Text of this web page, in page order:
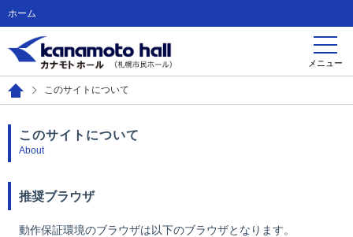
ホーム
メニュー
このサイトについて
このサイトについて
About
推奨ブラウザ
動作保証環境のブラウザは以下のブラウザとなります。